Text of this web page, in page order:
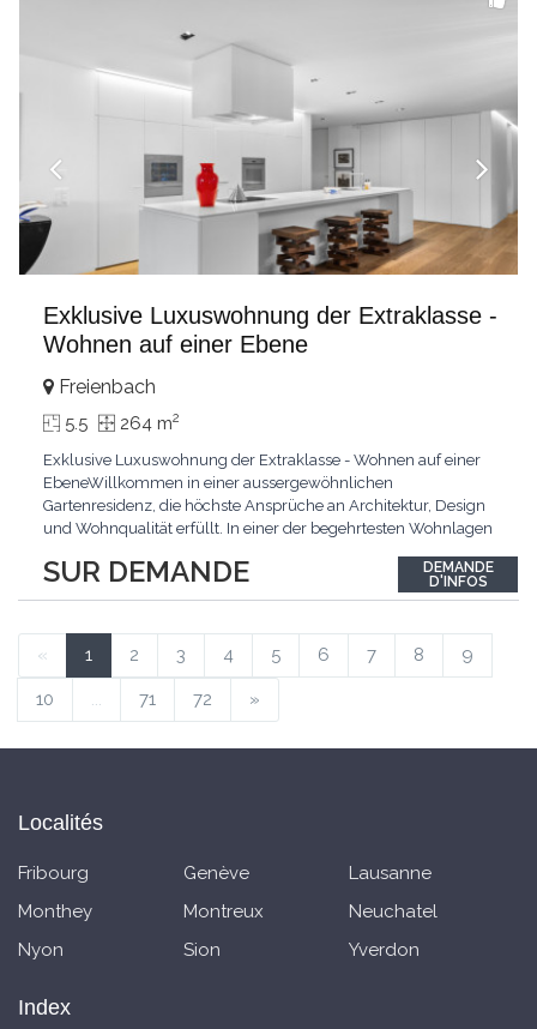
Exklusive Luxuswohnung der Extraklasse -
Wohnen auf einer Ebene
SUR DEMANDE
Freienbach
5.5 264 m2
Exklusive Luxuswohnung der Extraklasse - Wohnen auf einer
EbeneWillkommen in einer aussergewöhnlichen
Gartenresidenz, die höchste Ansprüche an Architektur, Design
und Wohnqualität erfüllt. In einer der begehrtesten Wohnlagen
exklusives Zuhause mit über 230 m² Wohnfläche, das
Grosszügigkeit, Privatsphäre und zeitlose Eleganz auf
DEMANDE
D'INFOS
« 1 2 3 4 5 6 7 8 9
10 ... 71 72 »
Localités
Fribourg Genève
Lausanne
Monthey
Montreux
Neuchatel
Nyon
Sion Yverdon
Index